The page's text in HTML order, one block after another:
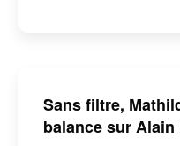
Sans filtre,
balance sur